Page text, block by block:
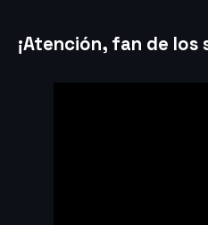
¡Atención, fan de los